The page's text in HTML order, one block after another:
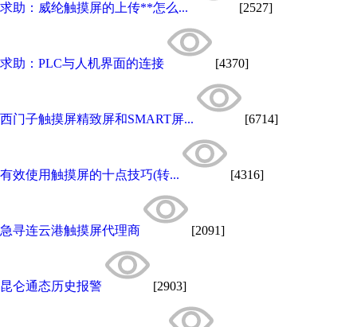
求助：威纶触摸屏的上传**怎么... [2527]
求助：PLC与人机界面的连接 [4370]
西门子触摸屏精致屏和SMART屏... [6714]
有效使用触摸屏的十点技巧(转... [4316]
急寻连云港触摸屏代理商 [2091]
昆仑通态历史报警 [2903]